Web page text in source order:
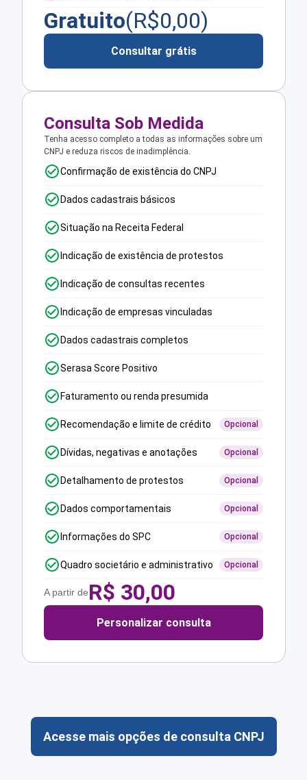
Gratuito(R$0,00)
Consultar grátis
Consulta Sob Medida
Tenha acesso completo a todas as informações sobre um
CNPJ e reduza riscos de inadimplência.
Confirmação de existência do CNPJ
Dados cadastrais básicos
Situação na Receita Federal
Indicação de existência de protestos
Indicação de consultas recentes
Indicação de empresas vinculadas
Dados cadastrais completos
Serasa Score Positivo
Faturamento ou renda presumida
Recomendação e limite de crédito Opcional
Dívidas, negativas e anotações Opcional
Detalhamento de protestos Opcional
Dados comportamentais Opcional
Informações do SPC Opcional
Quadro societário e administrativo Opcional
A partir deR$ 30,00
Personalizar consulta
Acesse mais opções de consulta CNPJ